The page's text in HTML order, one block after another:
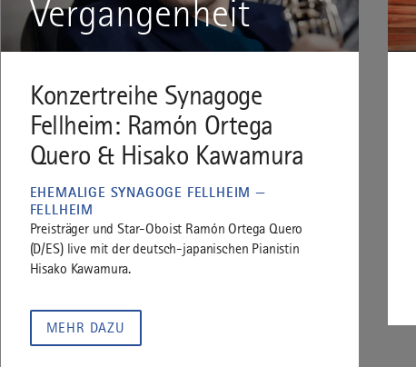
Vergangenheit
Konzertreihe Synagoge
Fellheim: Ramón Ortega
Quero & Hisako Kawamura
EHEMALIGE SYNAGOGE FELLHEIM —
FELLHEIM
Preisträger und Star-Oboist Ramón Ortega Quero
(D/ES) live mit der deutsch-japanischen Pianistin
Hisako Kawamura.
MEHR DAZU